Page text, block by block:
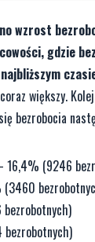
wzrost
gdzie
większy.
bezrobocia
16,4% (9246